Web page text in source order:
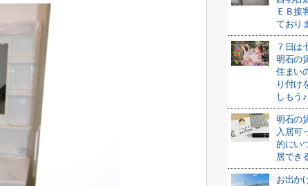
ＥＢ接
ており
７日は
明石の
住まい
り付け
しもう♪
明石の
入居可
的にい
居でき
お出か